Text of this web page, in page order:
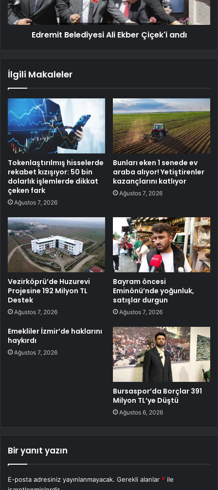
Edremit Belediyesi Ali Ekber Çiçek'i andı
İlgili Makaleler
Tokenlaştırılmış hisselerde
rekabet kızışıyor: 50 bin
dolarlık işlemlerde dikkat
çeken fark
Ağustos 7, 2026
Bunları eken 1 senede ev
araba alıyor! Yetiştirenler
kazançlarını katlıyor
Ağustos 7, 2026
Vezirköprü’de Huzurevi
Projesine 192 Milyon TL
Destek
Ağustos 7, 2026
Bayram öncesi
Eminönü’nde yoğunluk,
satışlar durgun
Ağustos 7, 2026
Emekliler İzmir’de haklarını
haykırdı
Ağustos 7, 2026
Bursaspor’da Borçlar 391
Milyon TL’ye Düştü
Ağustos 6, 2026
Bir yanıt yazın
E-posta adresiniz yayınlanmayacak. Gerekli alanlar * ile